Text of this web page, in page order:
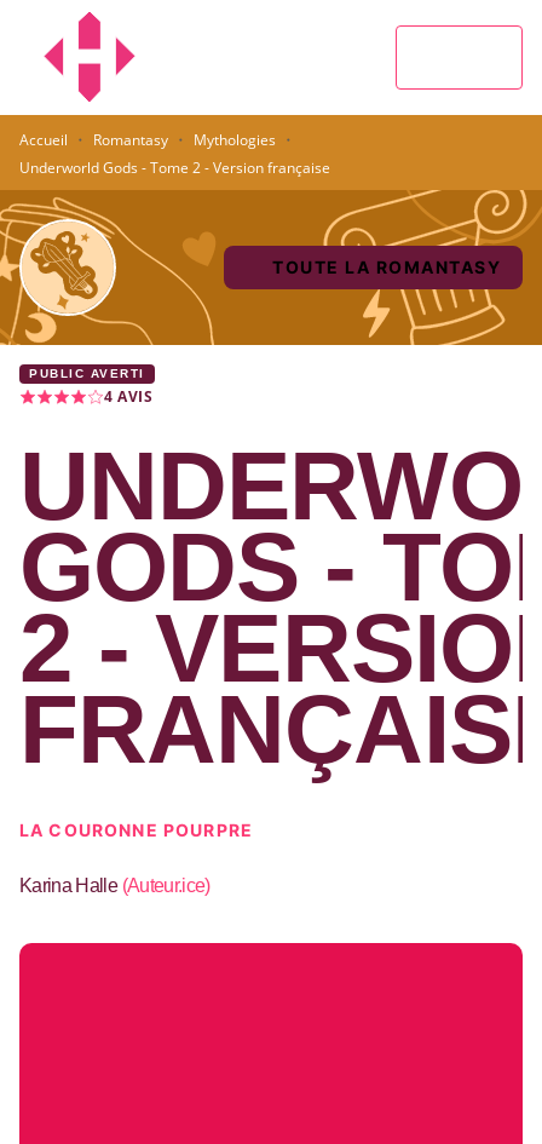
MENU
Accueil · Romantasy · Mythologies ·
Underworld Gods - Tome 2 - Version française
TOUTE LA ROMANTASY
PUBLIC AVERTI
4 AVIS
GODS -
2 -
LA COURONNE POURPRE
Karina Halle(Auteur.ice)